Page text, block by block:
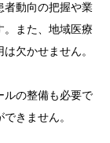
者動向の把握や業
。また、地域医療
欠かせません。
ルの整備も必要で
きません。